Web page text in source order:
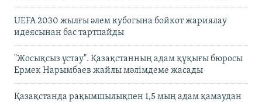
UEFA 2030 жылғы әлем кубогына бойкот жариялау
идеясынан бас тартпайды
"Жосықсыз ұстау". Қазақстанның адам құқығы бюросы
Ермек Нарымбаев жайлы мәлімдеме жасады
Қазақстанда рақымшылықпен 1,5 мың адам қамаудан